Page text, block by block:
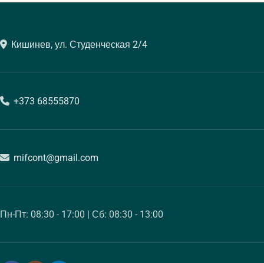
Кишинев, ул. Студенческая 2/4
+373 68555870
mifcont@gmail.com
Пн-Пт: 08:30 - 17:00 | Сб: 08:30 - 13:00